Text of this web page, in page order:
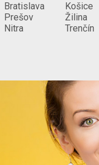
Bratislava
Prešov
Nitra
Košice
Žilina
Trenčín